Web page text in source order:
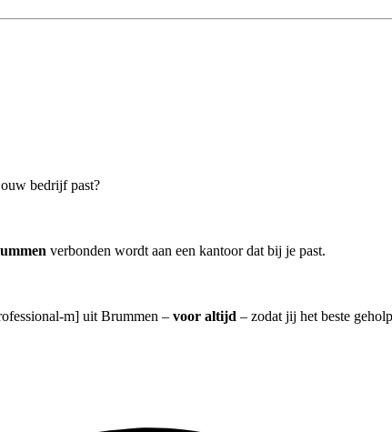
bedrijf past?
verbonden wordt aan een kantoor dat bij je past.
m] uit Brummen – voor altijd – zodat jij het beste